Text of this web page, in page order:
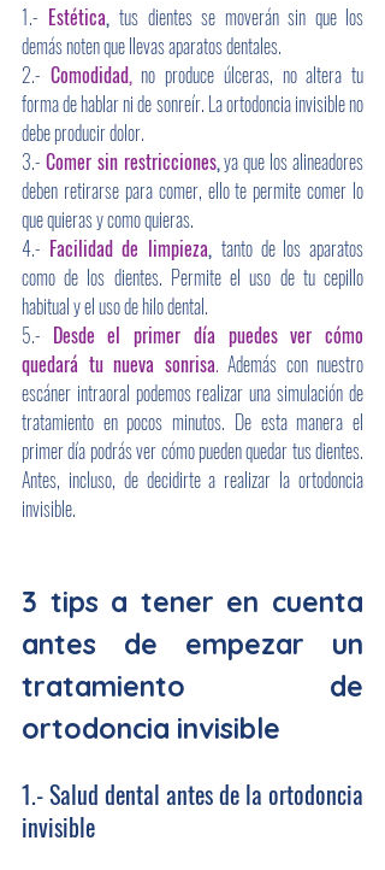
1.- Estética, tus dientes se moverán sin que los
demás noten que llevas aparatos dentales.
2.- Comodidad, no produce úlceras, no altera tu
forma de hablar ni de sonreír. La ortodoncia invisible no
debe producir dolor.
3.- Comer sin restricciones, ya que los alineadores
deben retirarse para comer, ello te permite comer lo
que quieras y como quieras.
4.- Facilidad de limpieza, tanto de los aparatos
como de los dientes. Permite el uso de tu cepillo
habitual y el uso de hilo dental.
5.- Desde el primer día puedes ver cómo
quedará tu nueva sonrisa. Además con nuestro
escáner intraoral podemos realizar una simulación de
tratamiento en pocos minutos. De esta manera el
primer día podrás ver cómo pueden quedar tus dientes.
Antes, incluso, de decidirte a realizar la ortodoncia
invisible.
3 tips a tener en cuenta
antes de empezar un
tratamiento de
ortodoncia invisible
1.- Salud dental antes de la ortodoncia
invisible